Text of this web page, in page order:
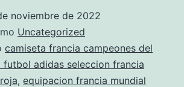
blanca
2006
noviembre de 2022
Uncategorized
camiseta francia campeones del
futbol adidas seleccion francia
, equipacion francia mundial